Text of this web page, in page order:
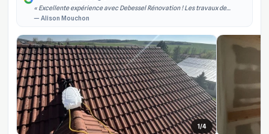
« Excellente expérience avec Debessel Rénovation ! Les travaux de
rénovation intérieure ont été réalisés rapidement, dans les délais
— Alison Mouchon
1/4